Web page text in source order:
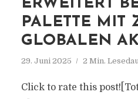
ERWEITERT
PALETTE MIT
GLOBALEN
29. Juni 2025 2 Min.
Click to rate this